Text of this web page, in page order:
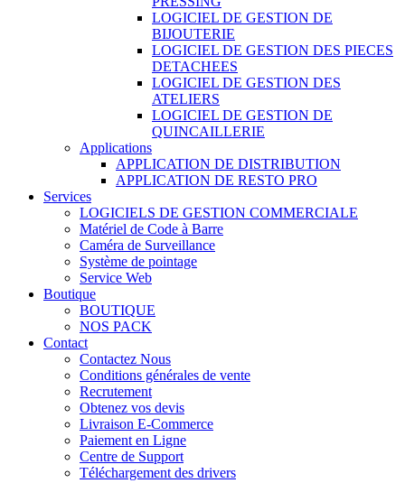
LOGICIEL DE GESTION DE
BIJOUTERIE
LOGICIEL DE GESTION DES PIECES
DETACHEES
LOGICIEL DE GESTION DES
ATELIERS
LOGICIEL DE GESTION DE
QUINCAILLERIE
Applications
APPLICATION DE DISTRIBUTION
APPLICATION DE RESTO PRO
Services
LOGICIELS DE GESTION COMMERCIALE
Matériel de Code à Barre
Caméra de Surveillance
Système de pointage
Service Web
Boutique
BOUTIQUE
NOS PACK
Contact
Contactez Nous
Conditions générales de vente
Recrutement
Obtenez vos devis
Livraison E-Commerce
Paiement en Ligne
Centre de Support
Téléchargement des drivers